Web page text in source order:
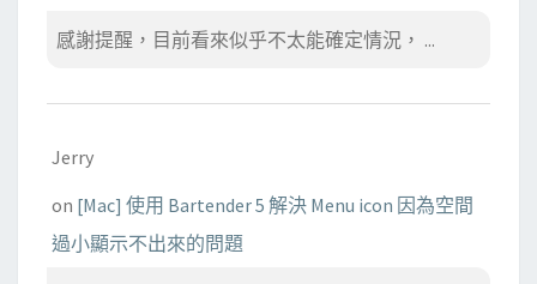
感謝提醒，目前看來似乎不太能確定情況， ...
Jerry
on [Mac] 使用 Bartender 5 解決 Menu icon 因為空間
過小顯示不出來的問題